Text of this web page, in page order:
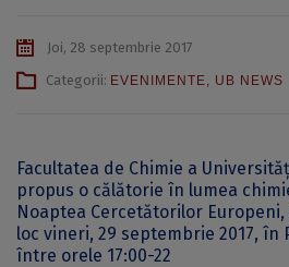
Joi, 28 septembrie 2017
Categorii: EVENIMENTE, UB NEWS
Facultatea de Chimie a
propus o călătorie în lumea
Noaptea Cercetătorilor
loc vineri, 29 septembrie 2017, în
între orele 17:00-22